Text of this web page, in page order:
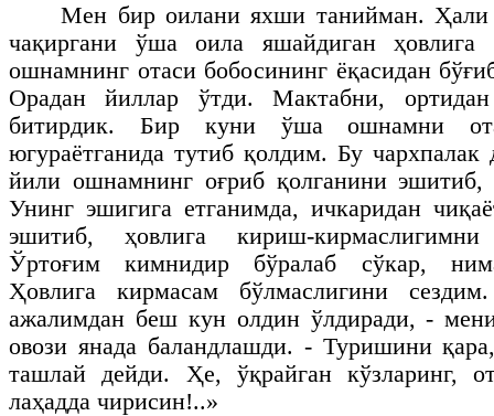
Мен бир оилани яхши танийман.
чақиргани ўша оила яшайдиган ҳовлига
ошнамнинг отаси бобосининг ёқасидан
Орадан йиллар ўтди. Мактабни,
битирдик. Бир куни ўша ошнамни
югураётганида тутиб қолдим. Бу чархпалак
йили ошнамнинг оғриб қолганини
Унинг эшигига етганимда, ичкаридан
эшитиб, ҳовлига кириш-
Ўртоғим кимнидир бўралаб сўкар,
Ҳовлига кирмасам бўлмаслигини
ажалимдан беш кун олдин ўлдиради, -
овози янада баландлашди. - Туришини
ташлай дейди. Ҳе, ўқрайган кўзларинг,
лаҳадда чирисин!..»